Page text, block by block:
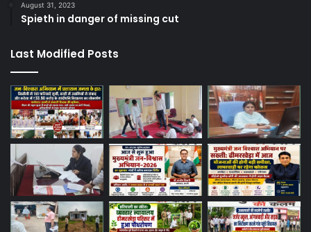
August 31, 2023
Spieth in danger of missing cut
Last Modified Posts